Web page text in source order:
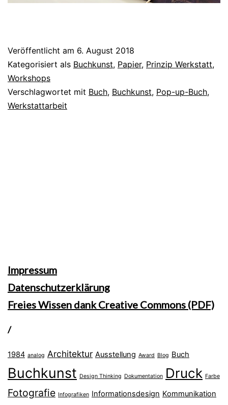
Veröffentlicht am 6. August 2018
Kategorisiert als Buchkunst, Papier, Prinzip Werkstatt,
Workshops
Verschlagwortet mit Buch, Buchkunst, Pop-up-Buch,
Werkstattarbeit
Impressum
Datenschutzerklärung
Freies Wissen dank Creative Commons (PDF)
/
1984 analog Architektur Ausstellung Award Blog Buch
Buchkunst Design Thinking Dokumentation Druck Farbe
Fotografie Infografiken Informationsdesign Kommunikation